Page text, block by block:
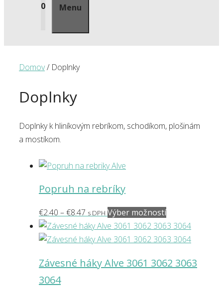
0 Menu
Domov/ Doplnky
Doplnky
Doplnky k hliníkovým rebríkom, schodíkom, plošinám
a mostíkom.
Popruh na rebríky
€2.40 –€8.47 Price
range:
€2.40
€8.47
s DPH Výber možnostíTento
produkt
má
variantov.
Závesné háky Alve 3061 3062 3063
3064